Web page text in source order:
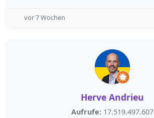
vor 7 Wochen
Herve Andrieu
Aufrufe: 17.519.497.607